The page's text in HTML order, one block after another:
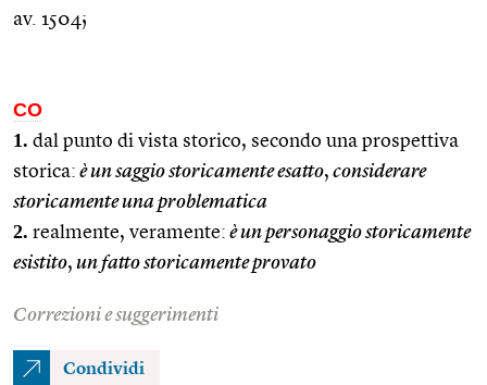
av. 1504;
CO
1. dal punto di vista storico, secondo una prospettiva
storica: è un saggio storicamente esatto, considerare
storicamente una problematica
2. realmente, veramente: è un personaggio storicamente
esistito, un fatto storicamente provato
Correzioni e suggerimenti
Condividi